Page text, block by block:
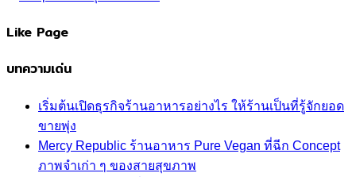
Like Page
บทความเด่น
เริ่มต้นเปิดธุรกิจร้านอาหารอย่างไร ให้ร้านเป็นที่รู้จักยอด
ขายพุ่ง
Mercy Republic ร้านอาหาร Pure Vegan ที่ฉีก Concept
ภาพจำเก่า ๆ ของสายสุขภาพ